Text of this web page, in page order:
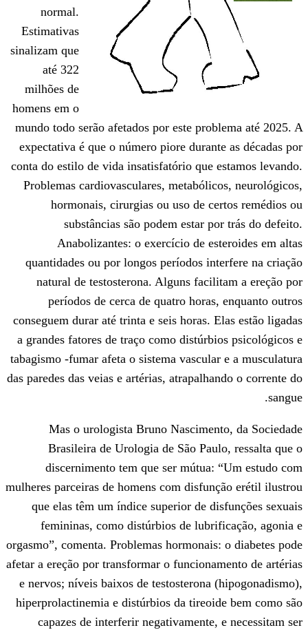
normal.
Estimativas
sinalizam que
até 322
milhões de
mundo todo serão afetados por este
expectativa é que o número piore
conta do estilo de vida insatisfatório que
Problemas cardiovasculares,
hormonais, cirurgias ou uso de
substâncias são podem estar
Anabolizantes: o exercício de
quantidades ou por longos períodos
natural de testosterona. Alguns
períodos de cerca de quatro
conseguem durar até trinta e seis horas.
a grandes fatores de traço como
tabagismo -fumar afeta o sistema
das paredes das veias e artérias,
Mas o urologista Bruno
Brasileira de Urologia de São
discernimento tem que ser mútua:
mulheres parceiras de homens com
que elas têm um índice superior de
femininas, como distúrbios de
orgasmo”, comenta. Problemas
afetar a ereção por transformar o
e nervos; níveis baixos de testosterona
hiperprolactinemia e distúrbios da
capazes de interferir